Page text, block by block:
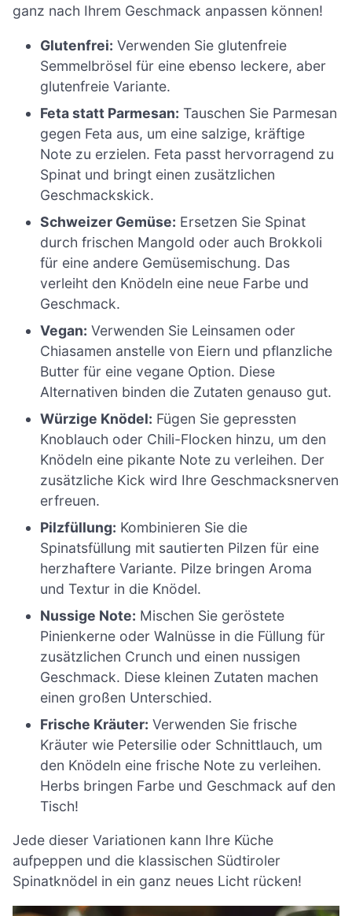
ganz nach Ihrem Geschmack anpassen können!
Glutenfrei: Verwenden Sie glutenfreie
Semmelbrösel für eine ebenso leckere, aber
glutenfreie Variante.
Feta statt Parmesan: Tauschen Sie Parmesan
gegen Feta aus, um eine salzige, kräftige
Note zu erzielen. Feta passt hervorragend zu
Spinat und bringt einen zusätzlichen
Geschmackskick.
Schweizer Gemüse: Ersetzen Sie Spinat
durch frischen Mangold oder auch Brokkoli
für eine andere Gemüsemischung. Das
verleiht den Knödeln eine neue Farbe und
Geschmack.
Vegan: Verwenden Sie Leinsamen oder
Chiasamen anstelle von Eiern und pflanzliche
Butter für eine vegane Option. Diese
Alternativen binden die Zutaten genauso gut.
Würzige Knödel: Fügen Sie gepressten
Knoblauch oder Chili-Flocken hinzu, um den
Knödeln eine pikante Note zu verleihen. Der
zusätzliche Kick wird Ihre Geschmacksnerven
erfreuen.
Pilzfüllung: Kombinieren Sie die
Spinatsfüllung mit sautierten Pilzen für eine
herzhaftere Variante. Pilze bringen Aroma
und Textur in die Knödel.
Nussige Note: Mischen Sie geröstete
Pinienkerne oder Walnüsse in die Füllung für
zusätzlichen Crunch und einen nussigen
Geschmack. Diese kleinen Zutaten machen
einen großen Unterschied.
Frische Kräuter: Verwenden Sie frische
Kräuter wie Petersilie oder Schnittlauch, um
den Knödeln eine frische Note zu verleihen.
Herbs bringen Farbe und Geschmack auf den
Tisch!
Jede dieser Variationen kann Ihre Küche
aufpeppen und die klassischen Südtiroler
Spinatknödel in ein ganz neues Licht rücken!